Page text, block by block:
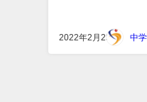
2022年2月25日